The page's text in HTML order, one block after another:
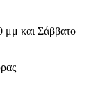
και Σάββατο